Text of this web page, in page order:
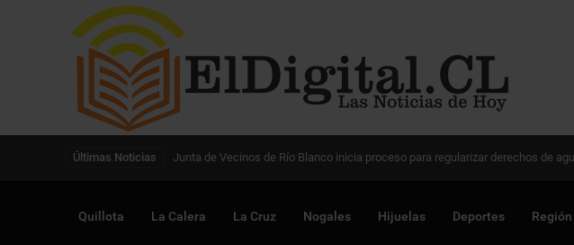
Últimas Noticias Digitalización de la gestión pública avanza en Chile para optimizar proyectos
Quillota La Calera La Cruz Nogales Hijuelas Deportes Región